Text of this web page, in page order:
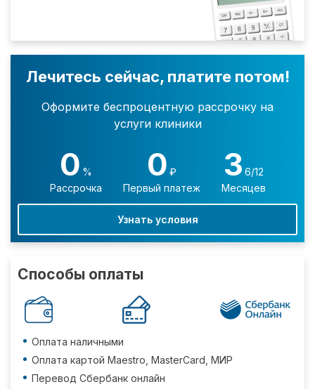
Лечитесь сейчас, платите потом!
Оформите беспроцентную рассрочку на
услуги клиники
0 %
Рассрочка
0 ₽
Первый платеж
3 6/12
Месяцев
Узнать условия
Способы оплаты
Оплата наличными
Оплата картой Maestro, MasterCard, МИР
Перевод Сбербанк онлайн